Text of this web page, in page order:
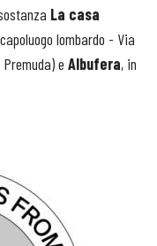
La casa
lombardo - Via
e Albufera, in